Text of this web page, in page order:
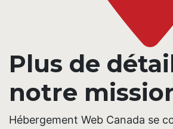
Plus de
notre
Hébergement Web Canada se